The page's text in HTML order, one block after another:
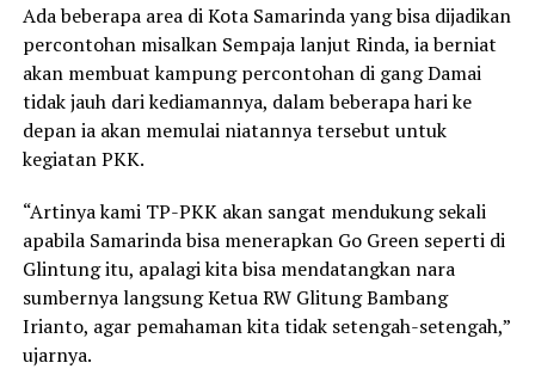
Ada beberapa area di Kota Samarinda yang bisa dijadikan
percontohan misalkan Sempaja lanjut Rinda, ia berniat
akan membuat kampung percontohan di gang Damai
tidak jauh dari kediamannya, dalam beberapa hari ke
depan ia akan memulai niatannya tersebut untuk
kegiatan PKK.
“Artinya kami TP-PKK akan sangat mendukung sekali
apabila Samarinda bisa menerapkan Go Green seperti di
Glintung itu, apalagi kita bisa mendatangkan nara
sumbernya langsung Ketua RW Glitung Bambang
Irianto, agar pemahaman kita tidak setengah-setengah,”
ujarnya.